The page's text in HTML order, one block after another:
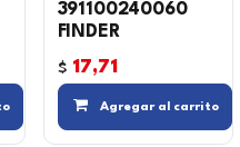
a la lista de deseos
Compara
391100240060
FINDER
$ 17,71
Agregar al carrito